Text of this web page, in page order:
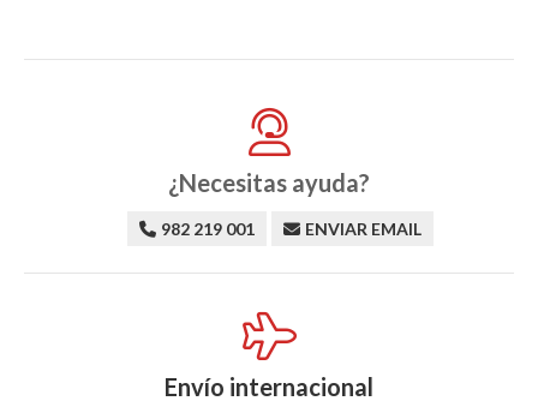
¿Necesitas ayuda?
982 219 001 ENVIAR EMAIL
Envío internacional